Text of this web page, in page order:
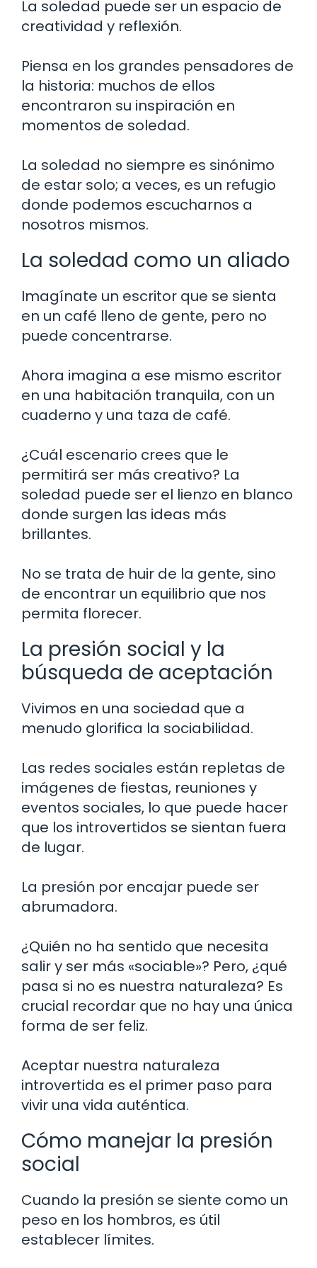
La soledad puede ser un espacio de
creatividad y reflexión.
Piensa en los grandes pensadores de
la historia: muchos de ellos
encontraron su inspiración en
momentos de soledad.
La soledad no siempre es sinónimo
de estar solo; a veces, es un refugio
donde podemos escucharnos a
nosotros mismos.
La soledad como un aliado
Imagínate un escritor que se sienta
en un café lleno de gente, pero no
puede concentrarse.
Ahora imagina a ese mismo escritor
en una habitación tranquila, con un
cuaderno y una taza de café.
¿Cuál escenario crees que le
permitirá ser más creativo? La
soledad puede ser el lienzo en blanco
donde surgen las ideas más
brillantes.
No se trata de huir de la gente, sino
de encontrar un equilibrio que nos
permita florecer.
La presión social y la
búsqueda de aceptación
Vivimos en una sociedad que a
menudo glorifica la sociabilidad.
Las redes sociales están repletas de
imágenes de fiestas, reuniones y
eventos sociales, lo que puede hacer
que los introvertidos se sientan fuera
de lugar.
La presión por encajar puede ser
abrumadora.
¿Quién no ha sentido que necesita
salir y ser más «sociable»? Pero, ¿qué
pasa si no es nuestra naturaleza? Es
crucial recordar que no hay una única
forma de ser feliz.
Aceptar nuestra naturaleza
introvertida es el primer paso para
vivir una vida auténtica.
Cómo manejar la presión
social
Cuando la presión se siente como un
peso en los hombros, es útil
establecer límites.